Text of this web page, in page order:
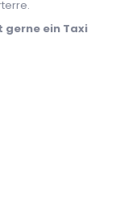
gerne ein Taxi